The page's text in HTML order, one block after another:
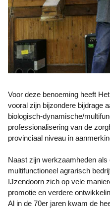
Voor deze benoeming heeft Het Kapittel voor de Civiele Orden
vooral zijn bijzondere bijdrage
biologisch-dynamische/
professionalisering van de
provinciaal niveau in
Naast zijn werkzaamheden
multifunctioneel agrarisch
IJzendoorn zich op vele
promotie en verdere
Al in de 70er jaren kwam de